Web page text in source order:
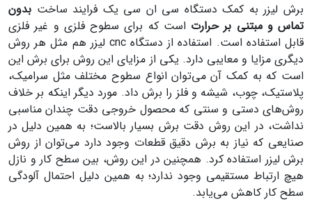
برش لیزر به کمک دستگاه سی ان سی یک فرایند ساخت بدون
تماس و مبتنی بر حرارت است که برای سطوح فلزی و غیر فلزی
قابل استفاده است. استفاده از دستگاه cnc لیزر هم مثل هر روش
دیگری مزایا و معایبی دارد. یکی از مزایای این روش برای برش این
است که به کمک آن می‌توان انواع سطوح مختلف مثل سرامیک،
پلاستیک، چوب، شیشه و فلز را برش داد. مورد دیگر اینکه بر خلاف
روش‌های دستی و سنتی که محصول خروجی دقت چندان مناسبی
نداشت، در این روش دقت برش بسیار بالاست؛ به همین دلیل در
صنایعی که نیاز به برش دقیق قطعات وجود دارد می‌توان از روش
برش لیزر استفاده کرد. همچنین در این روش، بین سطح کار و نازل
هیچ ارتباط مستقیمی وجود ندارد؛ به همین دلیل احتمال آلودگی
سطح کار کاهش می‌یابد.